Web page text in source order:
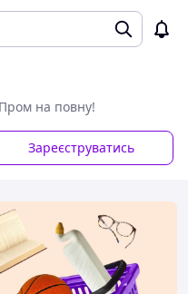
на повну!
Зареєструватись